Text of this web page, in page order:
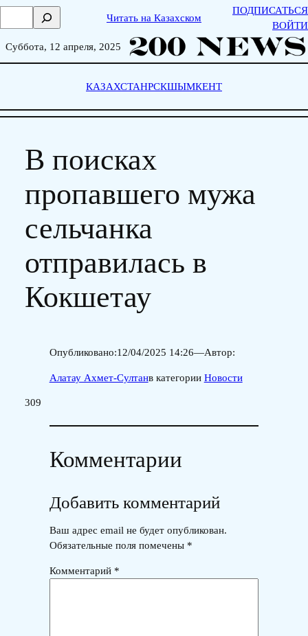
Skip
о
Читать на Казахском
ПОДПИСАТЬСЯ
ВОЙТИ
Суббота, 12 апреля, 2025
КАЗАХСТАНРСКШЫМКЕНТ
В поисках
пропавшего мужа
сельчанка
отправилась в
Кокшетау
Опубликовано:12/04/2025 14:26—Автор:
Алатау Ахмет-Султанв категории Новости
309
Комментарии
Добавить комментарий
Ваш адрес email не будет опубликован.
Обязательные поля помечены *
Комментарий *